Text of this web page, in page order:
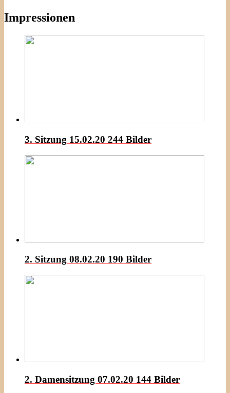
Impressionen
3. Sitzung 15.02.20 244 Bilder
2. Sitzung 08.02.20 190 Bilder
2. Damensitzung 07.02.20 144 Bilder